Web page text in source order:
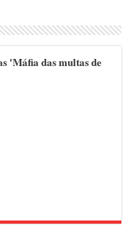
'Máfia das multas de